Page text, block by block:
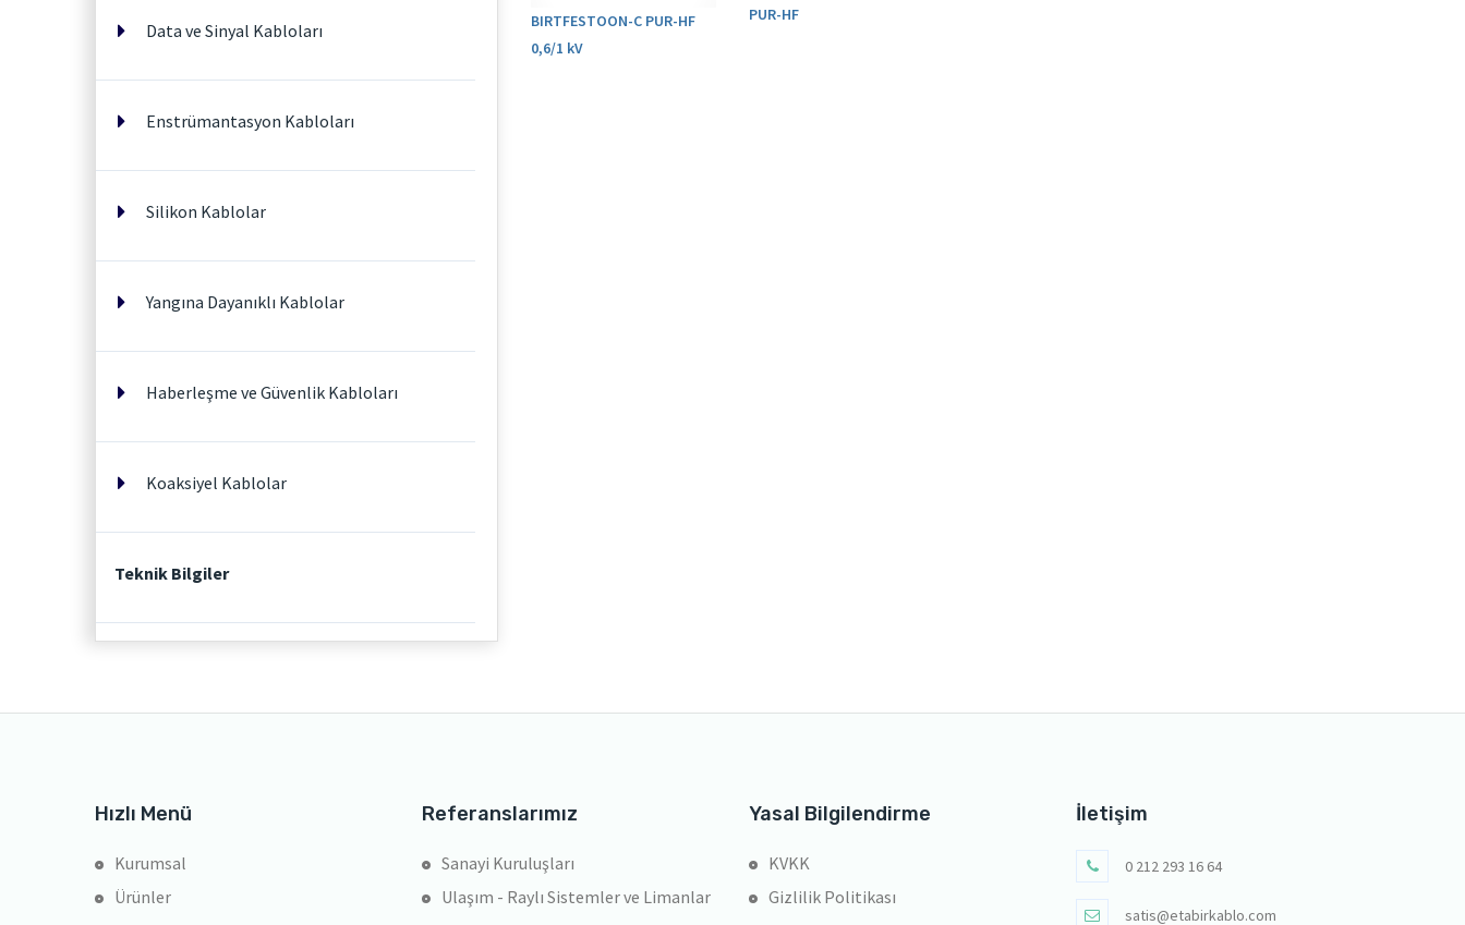
BIRTFESTOON-C PUR-HF
0,6/1 kV
PUR-HF
Data ve Sinyal Kabloları
Enstrümantasyon Kabloları
Silikon Kablolar
Yangına Dayanıklı Kablolar
Haberleşme ve Güvenlik Kabloları
Koaksiyel Kablolar
Teknik Bilgiler
Hızlı Menü
Kurumsal
Ürünler
Referanslarımız
Sanayi Kuruluşları
Ulaşım - Raylı Sistemler ve Limanlar
Yasal Bilgilendirme
KVKK
Gizlilik Politikası
İletişim
0 212 293 16 64
satis@etabirkablo.com